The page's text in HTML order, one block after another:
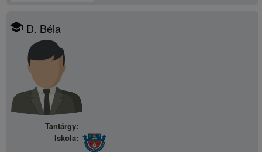
school D. Béla
Tantárgy:
Iskola: